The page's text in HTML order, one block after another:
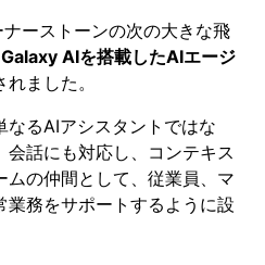
ーストーンの次の大きな飛
AIを搭載したAIエージ
ました。
なるAIアシスタントではな
会話にも対応し、コンテキス
ムの仲間として、従業員、マ
業務をサポートするように設